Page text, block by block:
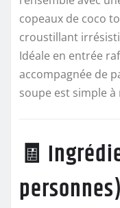
copeaux de coco
croustillant
Idéale en entrée
accompagnée de
soupe est simple
🧾
personnes)